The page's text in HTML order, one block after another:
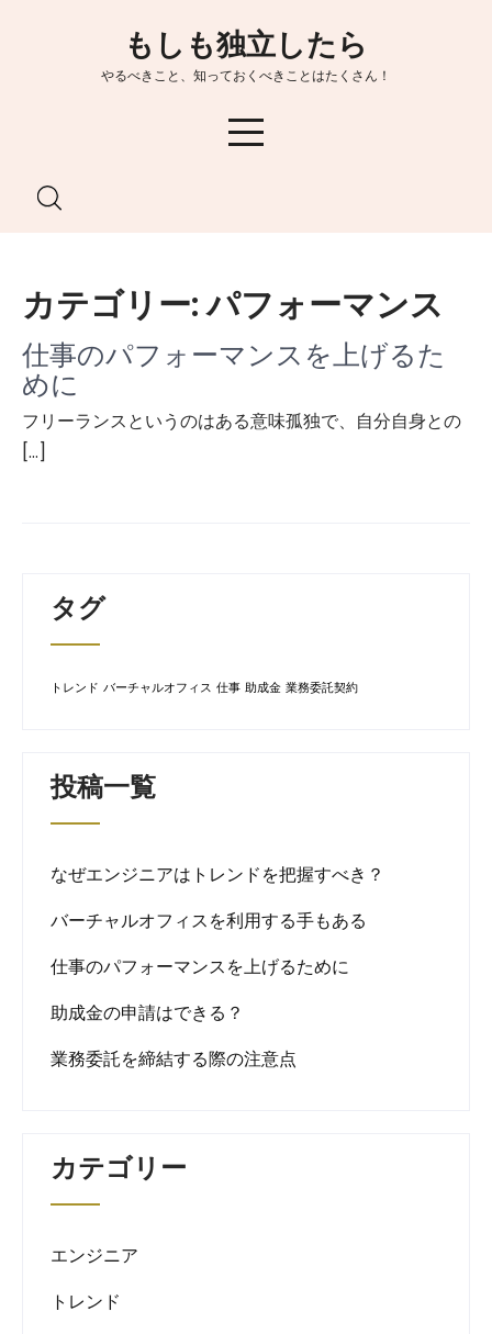
もしも独立したら
やるべきこと、知っておくべきことはたくさん！
カテゴリー:パフォーマンス
仕事のパフォーマンスを上げるた
めに
フリーランスというのはある意味孤独で、自分自身との
[…]
タグ
トレンド バーチャルオフィス 仕事 助成金 業務委託契約
投稿一覧
なぜエンジニアはトレンドを把握すべき？
バーチャルオフィスを利用する手もある
仕事のパフォーマンスを上げるために
助成金の申請はできる？
業務委託を締結する際の注意点
カテゴリー
エンジニア
トレンド